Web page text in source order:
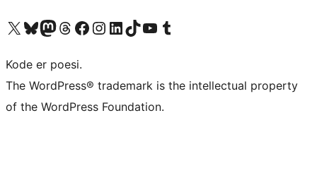
Besøk vår konto på X Visit our Bluesky account
Besøk vår Mastodon-konto
Visit our Threads account
Besøk vår Facebook-sideBesøk vår Instagram-konto
Besøk vår LinkedIn-konto
Visit our TikTok account
Visit our YouTube channel
Visit our Tumblr account
Kode er poesi.
The WordPress® trademark is the intellectual property
of the WordPress Foundation.